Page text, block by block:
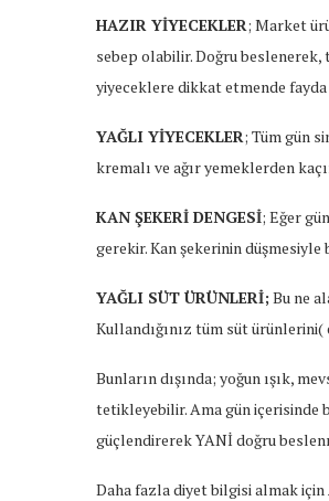
HAZIR YİYECEKLER; Market
sebep olabilir. Doğru
yiyeceklere dikkat etmende fayda
YAĞLI YİYECEKLER; Tüm gün
kremalı ve ağır yemeklerden
KAN ŞEKERİ DENGESİ; Eğer
gerekir. Kan şekerinin düşmesiyle
YAĞLI SÜT ÜRÜNLERİ; Bu ne
Kullandığınız tüm süt
Bunların dışında; yoğun ışık,
tetikleyebilir. Ama gün içerisinde
güçlendirerek YANİ doğru
Daha fazla diyet bilgisi almak için